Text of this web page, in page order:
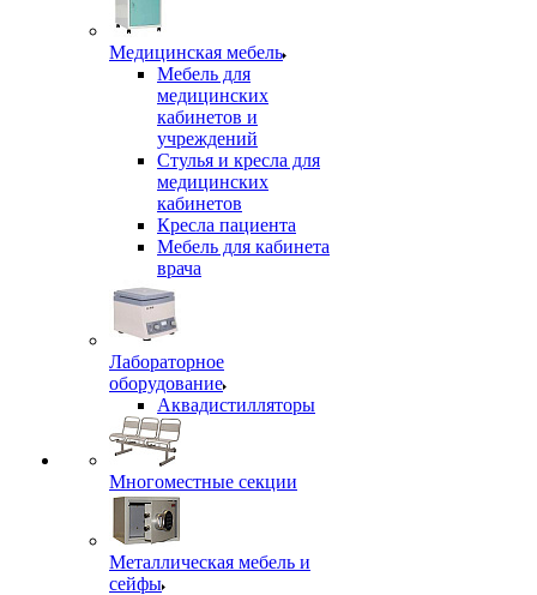
Медицинская мебель
Мебель для
медицинских
кабинетов и
учреждений
Стулья и кресла для
медицинских
кабинетов
Кресла пациента
Мебель для кабинета
врача
Лабораторное
оборудование
Аквадистилляторы
Многоместные секции
Металлическая мебель и
сейфы